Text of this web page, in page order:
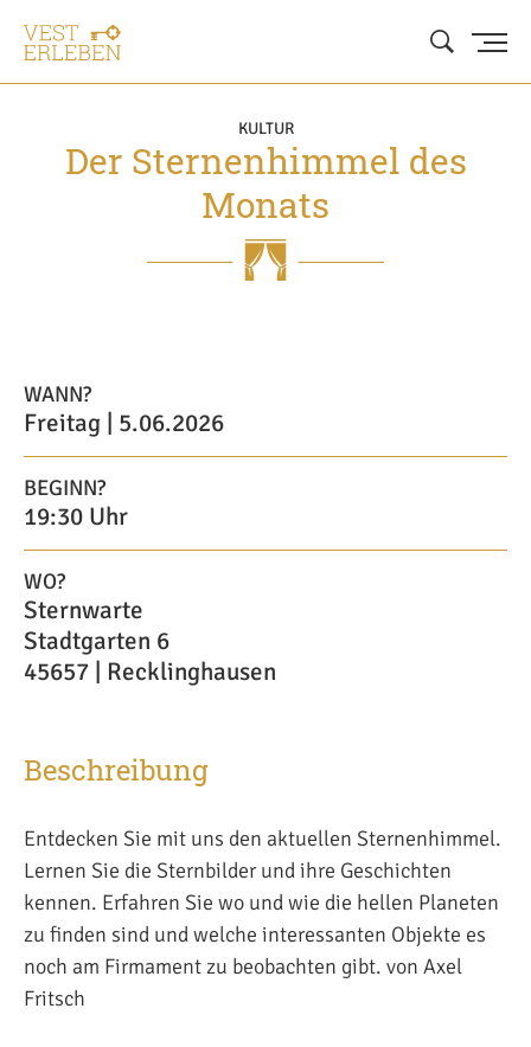
KULTUR
Der Sternenhimmel des
Monats
WANN?
Freitag | 5.06.2026
BEGINN?
19:30 Uhr
WO?
Sternwarte
Stadtgarten 6
45657 | Recklinghausen
Beschreibung
Entdecken Sie mit uns den aktuellen Sternenhimmel.
Lernen Sie die Sternbilder und ihre Geschichten
kennen. Erfahren Sie wo und wie die hellen Planeten
zu finden sind und welche interessanten Objekte es
noch am Firmament zu beobachten gibt. von Axel
Fritsch